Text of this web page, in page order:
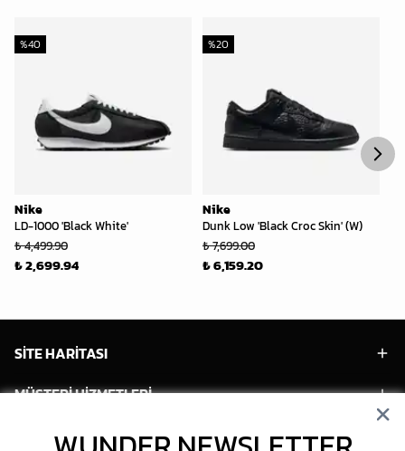
Nike
LD-1000 'Black White'
%40
₺ 4,499.90
₺ 2,699.94
Nike
Dunk Low 'Black Croc Skin' (W)
%20
₺ 7,699.00
₺ 6,159.20
SİTE HARİTASI
MÜŞTERİ HİZMETLERİ
HESABIM